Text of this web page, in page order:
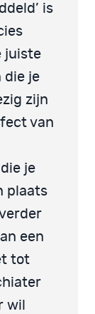
is
juiste
die je
zijn
van
je
plaats
een
tot
wil